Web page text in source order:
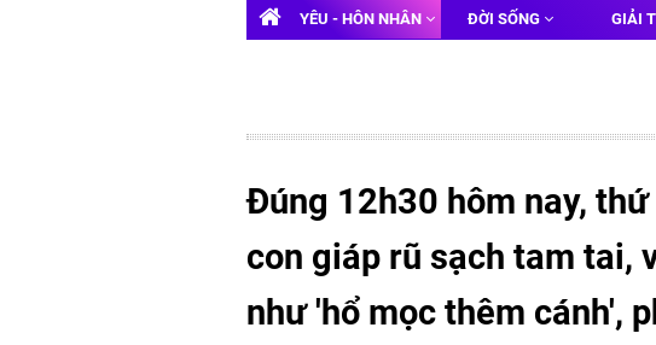
YÊU - HÔN NHÂN ĐỜI SỐNG GIẢI
Đúng 12h30 hôm nay,
con giáp rũ sạch tam tai,
như 'hổ mọc thêm cánh',